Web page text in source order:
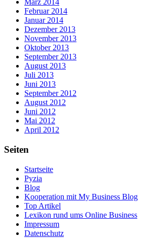
März 2014
Februar 2014
Januar 2014
Dezember 2013
November 2013
Oktober 2013
September 2013
August 2013
Juli 2013
Juni 2013
September 2012
August 2012
Juni 2012
Mai 2012
April 2012
Seiten
Startseite
Pyzia
Blog
Kooperation mit My Business Blog
Top Artikel
Lexikon rund ums Online Business
Impressum
Datenschutz